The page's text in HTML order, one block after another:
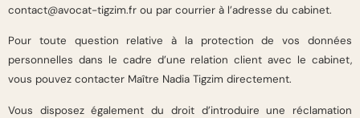
contact@avocat-tigzim.fr ou par courrier à l’adresse du cabinet.
Pour toute question relative à la protection de vos données
personnelles dans le cadre d’une relation client avec le cabinet,
vous pouvez contacter Maître Nadia Tigzim directement.
Vous disposez également du droit d’introduire une réclamation